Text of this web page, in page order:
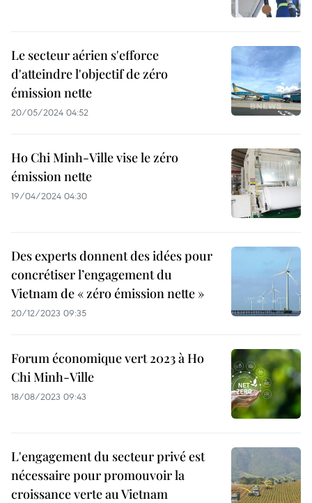
Le secteur aérien s'efforce
d'atteindre l'objectif de zéro
émission nette
20/05/2024 04:52
Ho Chi Minh-Ville vise le zéro
émission nette
19/04/2024 04:30
Des experts donnent des idées pour
concrétiser l’engagement du
Vietnam de « zéro émission nette »
20/12/2023 09:35
Forum économique vert 2023 à Ho
Chi Minh-Ville
18/08/2023 09:43
L'engagement du secteur privé est
nécessaire pour promouvoir la
croissance verte au Vietnam